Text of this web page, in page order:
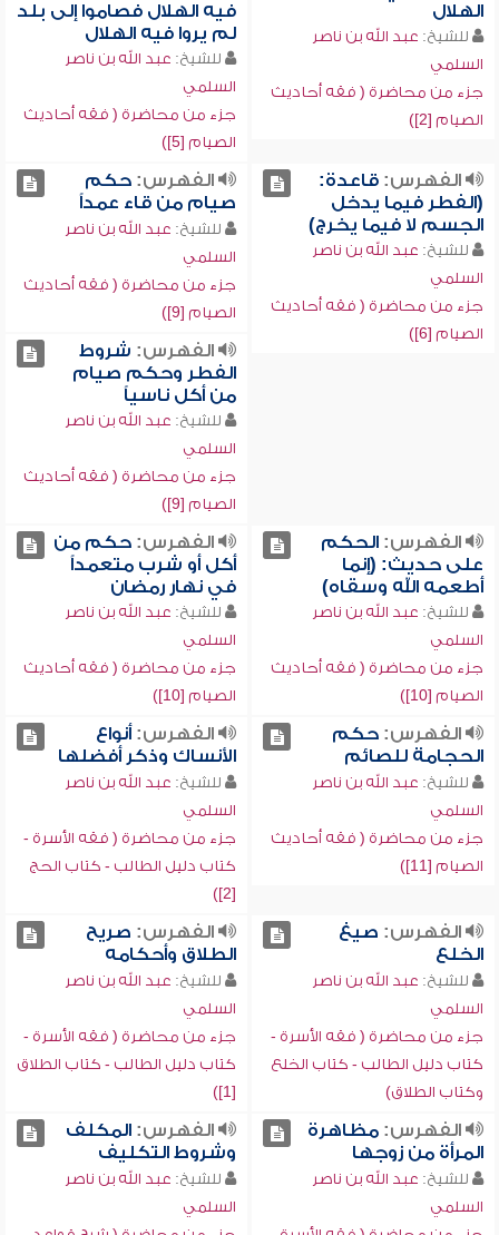
الهلال
للشيخ: عبد الله بن ناصر
السلمي
جزء من محاضرة ( فقه أحاديث
الصيام [2])
فيه الهلال فصاموا إلى بلد
لم يروا فيه الهلال
للشيخ: عبد الله بن ناصر
السلمي
جزء من محاضرة ( فقه أحاديث
الصيام [5])
الفهرس:قاعدة:
(الفطر فيما يدخل
الجسم لا فيما يخرج)
للشيخ: عبد الله بن ناصر
السلمي
جزء من محاضرة ( فقه أحاديث
الصيام [6])
الفهرس:حكم
صيام من قاء عمداً
للشيخ: عبد الله بن ناصر
السلمي
جزء من محاضرة ( فقه أحاديث
الصيام [9])
الفهرس: شروط
الفطر وحكم صيام
من أكل ناسياً
للشيخ: عبد الله بن ناصر
السلمي
جزء من محاضرة ( فقه أحاديث
الصيام [9])
الفهرس:الحكم
على حديث: (إنما
أطعمه الله وسقاه)
للشيخ: عبد الله بن ناصر
السلمي
جزء من محاضرة ( فقه أحاديث
الصيام [10])
الفهرس:حكم من
أكل أو شرب متعمداً
في نهار رمضان
للشيخ: عبد الله بن ناصر
السلمي
جزء من محاضرة ( فقه أحاديث
الصيام [10])
الفهرس:حكم
الحجامة للصائم
للشيخ: عبد الله بن ناصر
السلمي
جزء من محاضرة ( فقه أحاديث
الصيام [11])
الفهرس:أنواع
الأنساك وذكر أفضلها
للشيخ: عبد الله بن ناصر
السلمي
جزء من محاضرة ( فقه الأسرة -
كتاب دليل الطالب - كتاب الحج
[2])
الفهرس: صيغ
الخلع
للشيخ: عبد الله بن ناصر
السلمي
جزء من محاضرة ( فقه الأسرة -
كتاب دليل الطالب - كتاب الخلع
وكتاب الطلاق)
الفهرس: صريح
الطلاق وأحكامه
للشيخ: عبد الله بن ناصر
السلمي
جزء من محاضرة ( فقه الأسرة -
كتاب دليل الطالب - كتاب الطلاق
[1])
الفهرس:مظاهرة
المرأة من زوجها
للشيخ: عبد الله بن ناصر
السلمي
الفهرس:المكلف
وشروط التكليف
للشيخ: عبد الله بن ناصر
السلمي